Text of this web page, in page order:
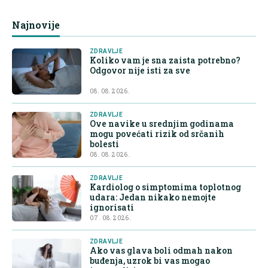
Najnovije
ZDRAVLJE
Koliko vam je sna zaista potrebno?
Odgovor nije isti za sve
08. 08. 2026.
ZDRAVLJE
Ove navike u srednjim godinama
mogu povećati rizik od srčanih
bolesti
08. 08. 2026.
ZDRAVLJE
Kardiolog o simptomima toplotnog
udara: Jedan nikako nemojte
ignorisati
07. 08. 2026.
ZDRAVLJE
Ako vas glava boli odmah nakon
buđenja, uzrok bi vas mogao